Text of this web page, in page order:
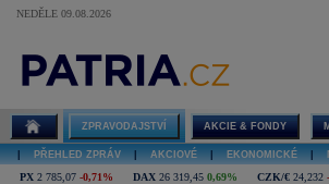
NEDĚLE 09.08.2026
ZPRAVODAJSTVÍ AKCIE & FONDY
PŘEHLED ZPRÁV AKCIOVÉ EKONOMICKÉ
PX 2 785,07 -0,71% DAX 26 319,45 0,69% CZK/€ 24,232